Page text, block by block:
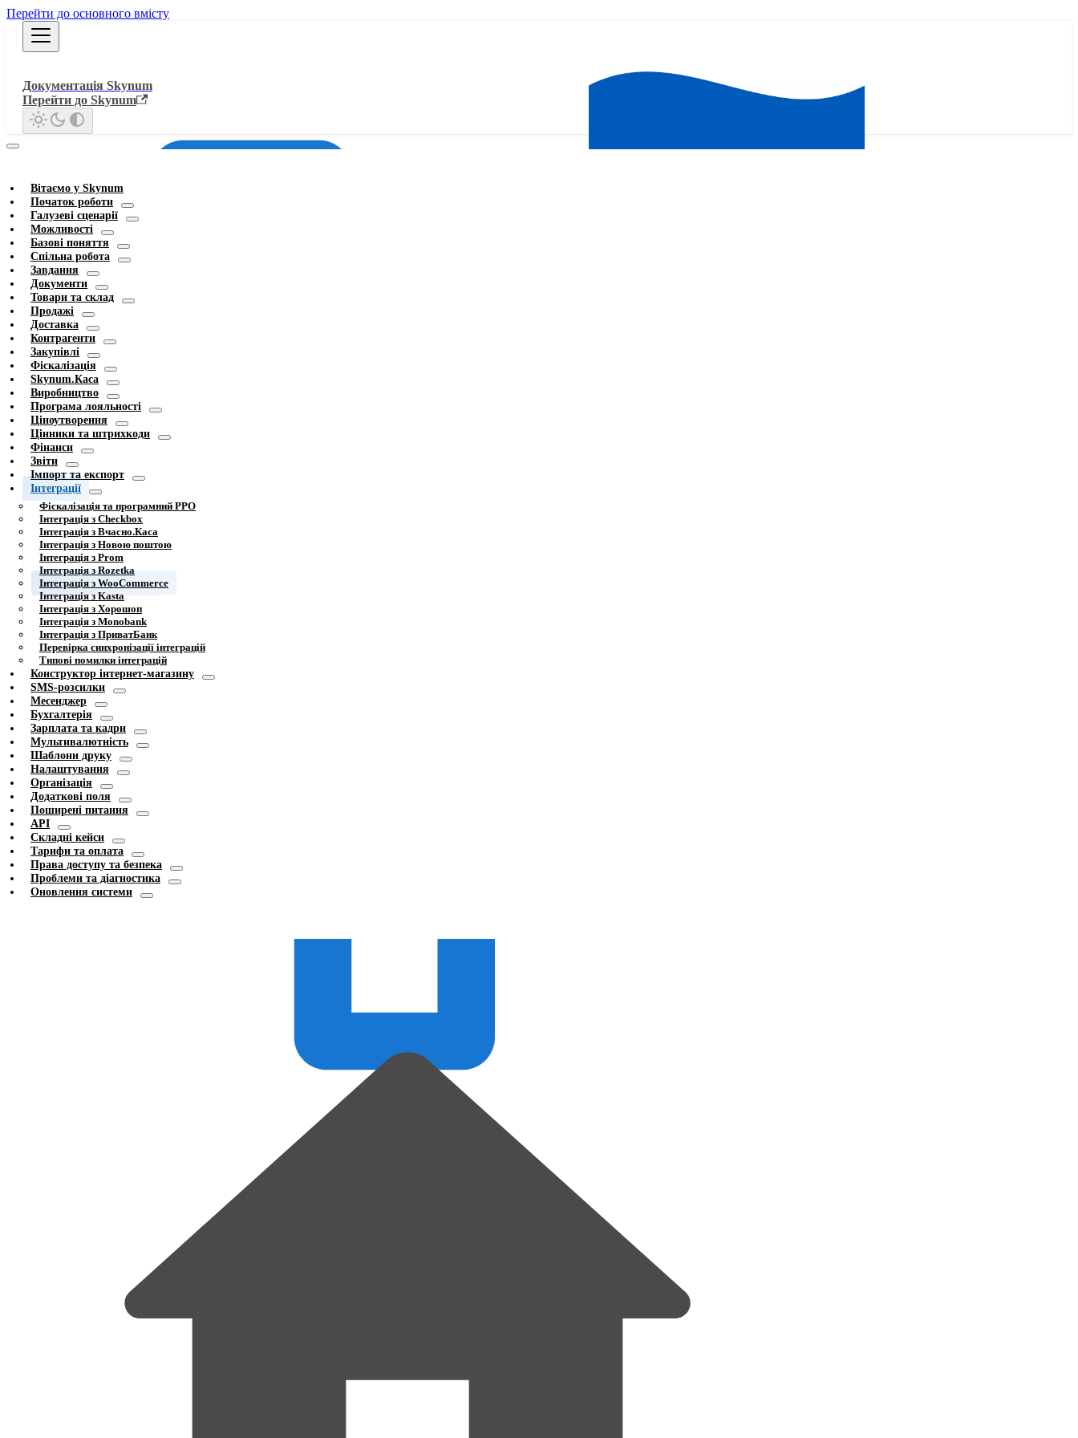
Перейти до основного вмісту
Документація Skynum
Перейти до Skynum
Вітаємо у Skynum
Початок роботи
Галузеві сценарії
Можливості
Базові поняття
Спільна робота
Завдання
Документи
Товари та склад
Продажі
Доставка
Контрагенти
Закупівлі
Фіскалізація
Skynum.Каса
Виробництво
Програма лояльності
Ціноутворення
Цінники та штрихкоди
Фінанси
Звіти
Імпорт та експорт
Інтеграції
Фіскалізація та програмний РРО
Інтеграція з Checkbox
Інтеграція з Вчасно.Каса
Інтеграція з Новою поштою
Інтеграція з Prom
Інтеграція з Rozetka
Інтеграція з WooCommerce
Інтеграція з Kasta
Інтеграція з Хорошоп
Інтеграція з Monobank
Інтеграція з ПриватБанк
Перевірка синхронізації інтеграцій
Типові помилки інтеграцій
Конструктор інтернет-магазину
SMS-розсилки
Месенджер
Бухгалтерія
Зарплата та кадри
Мультивалютність
Шаблони друку
Налаштування
Організація
Додаткові поля
Поширені питання
API
Складні кейси
Тарифи та оплата
Права доступу та безпека
Проблеми та діагностика
Оновлення системи